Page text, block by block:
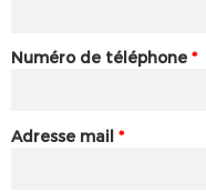
Numéro de téléphone *
Adresse mail *